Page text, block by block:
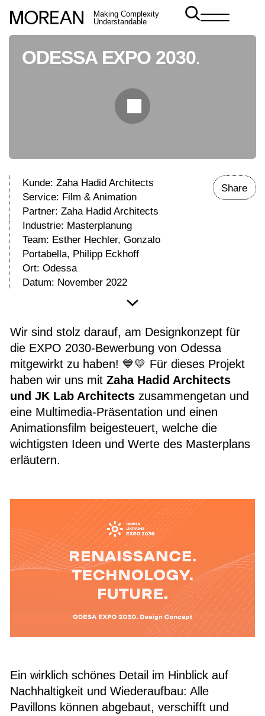
Making Complexity
Understandable
ODESSA EXPO 2030.
Kunde: Zaha Hadid Architects
Service: Film & Animation
Partner: Zaha Hadid Architects
Industrie: Masterplanung
Team: Esther Hechler, Gonzalo
Portabella, Philipp Eckhoff
Ort: Odessa
Datum: November 2022
Share
Wir sind stolz darauf, am Designkonzept für
die EXPO 2030-Bewerbung von Odessa
mitgewirkt zu haben! 💙💛 Für dieses Projekt
haben wir uns mitZaha Hadid Architects
und JK Lab Architects zusammengetan und
eine Multimedia-Präsentation und einen
Animationsfilm beigesteuert, welche die
wichtigsten Ideen und Werte des Masterplans
erläutern.
Ein wirklich schönes Detail im Hinblick auf
Nachhaltigkeit und Wiederaufbau: Alle
Pavillons können abgebaut, verschifft und